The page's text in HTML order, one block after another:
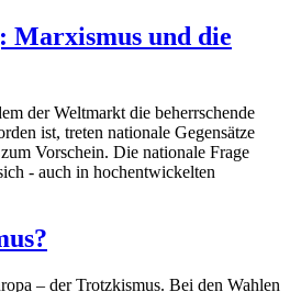
Marxismus und die
der Weltmarkt die beherrschende
ist, treten nationale Gegensätze
Vorschein. Die nationale Frage
- auch in hochentwickelten
– der Trotzkismus. Bei den Wahlen